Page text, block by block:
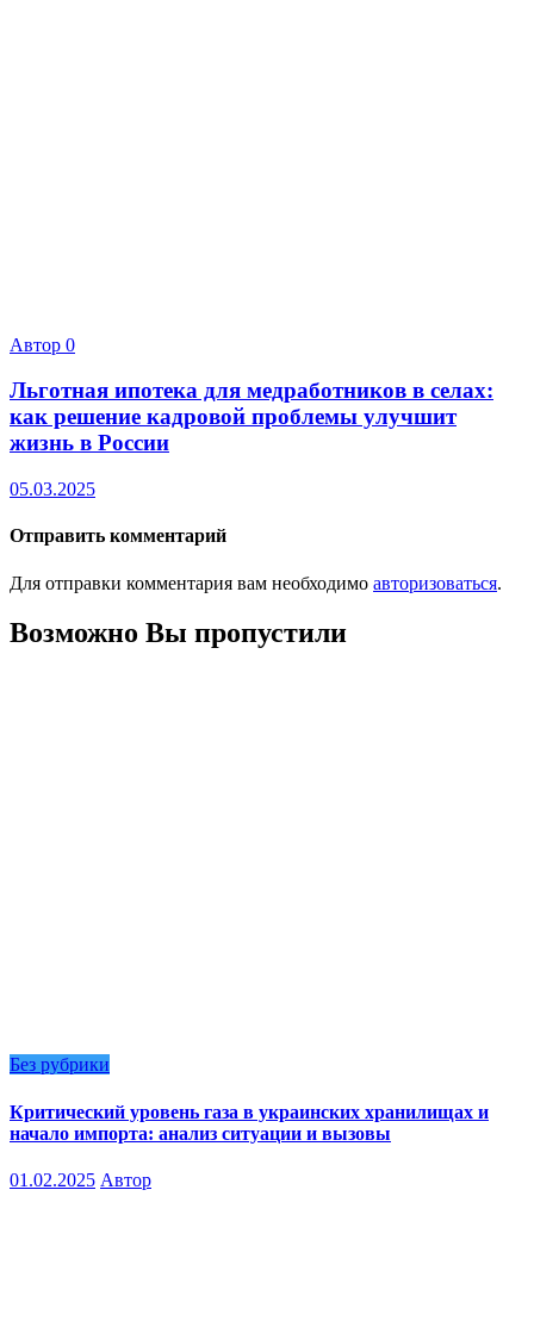
Автор 0
Льготная ипотека для медработников в селах:
как решение кадровой проблемы улучшит
жизнь в России
05.03.2025
Отправить комментарий
Для отправки комментария вам необходимо авторизоваться.
Возможно Вы пропустили
Без рубрики
Критический уровень газа в украинских хранилищах и
начало импорта: анализ ситуации и вызовы
01.02.2025 Автор